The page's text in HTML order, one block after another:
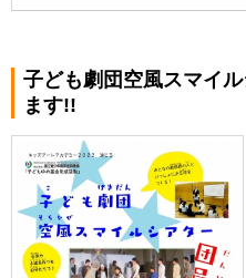
子ども劇団空風スマイ
ます!!